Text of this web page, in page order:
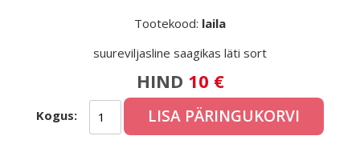
Tootekood: laila
suureviljasline saagikas läti sort
HIND 10 €
Kogus: LISA PÄRINGUKORVI